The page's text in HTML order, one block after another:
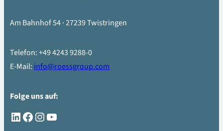
Am Bahnhof 54 · 27239 Twistringen
Telefon: +49 4243 9288-0
E-Mail: info@roessgroup.com
Folge uns auf:
LinkedIn Facebook InstagramYouTube